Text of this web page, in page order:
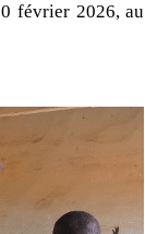
février 2026, au